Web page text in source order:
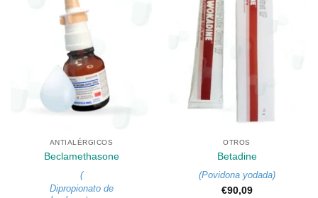
ANTIALÉRGICOS
Beclamethasone
(
Dipropionato de
OTROS
Betadine
(Povidona yodada)
€90,09